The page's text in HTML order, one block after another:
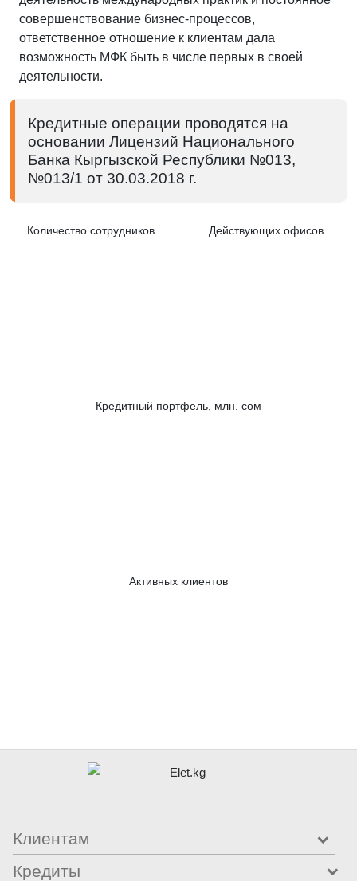
совершенствование бизнес-процессов,
ответственное отношение к клиентам дала
возможность МФК быть в числе первых в своей
деятельности.
Кредитные операции проводятся на
основании Лицензий Национального
Банка Кыргызской Республики №013,
№013/1 от 30.03.2018 г.
Количество сотрудников Действующих офисов
Кредитный портфель, млн. сом
Активных клиентов
Клиентам
Кредиты